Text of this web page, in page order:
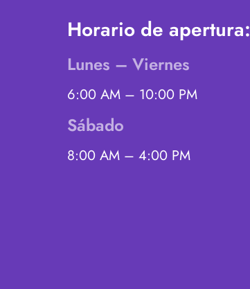
Horario de apertura:
Lunes – Viernes
6:00 AM – 10:00 PM
Sábado
8:00 AM – 4:00 PM